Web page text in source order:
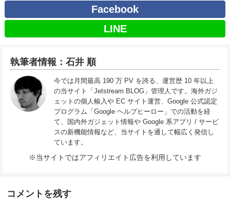
Facebook
LINE
執筆者情報：石井 順
今では月間最高 190 万 PV を誇る、運営歴 10 年以上
の当サイト「Jetstream BLOG」管理人です。海外ガジ
ェットの個人輸入や EC サイト運営、Google 公式認定
プログラム「Google ヘルプヒーロー」での活動を経
て、国内外ガジェット情報や Google 系アプリ / サービ
スの新機能情報など、当サイトを通して幅広く発信し
ています。
※当サイトではアフィリエイト広告を利用しています
コメントを残す